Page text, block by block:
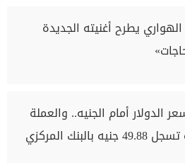
يطرح أغنيته الجديدة
الدولار أمام الجنيه.. والعملة
بالبنك المركزي